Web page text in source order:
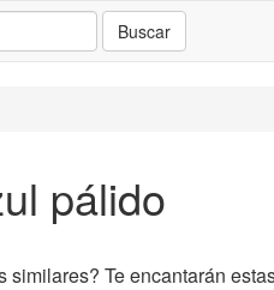
Buscar
pálido
similares? Te encantarán